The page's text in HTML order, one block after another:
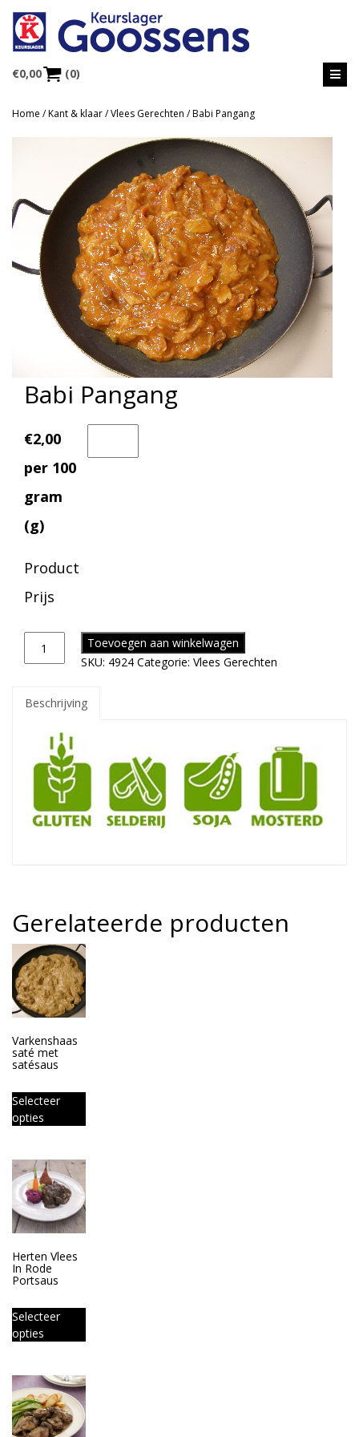
€0,00 (0)
Home /Kant & klaar/Vlees Gerechten / Babi Pangang
Babi Pangang
€2,00
per 100
gram
(g)
Product
Prijs
Toevoegen aan winkelwagen
SKU: 4924 Categorie: Vlees Gerechten
Beschrijving
Gerelateerde producten
Varkenshaas
saté met
satésaus
Selecteer
opties
Herten Vlees
In Rode
Portsaus
Selecteer
opties